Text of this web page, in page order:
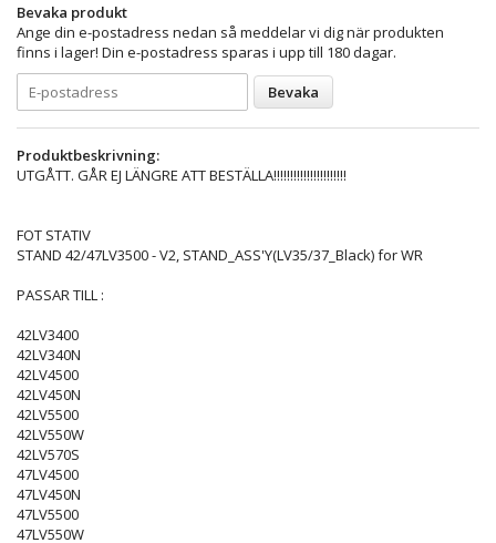
Bevaka produkt
Ange din e-postadress nedan så meddelar vi dig när produkten
finns i lager! Din e-postadress sparas i upp till 180 dagar.
Bevaka
Produktbeskrivning:
UTGÅTT. GÅR EJ LÄNGRE ATT BESTÄLLA!!!!!!!!!!!!!!!!!!!!!!
FOT STATIV
STAND 42/47LV3500 - V2, STAND_ASS'Y(LV35/37_Black) for WR
PASSAR TILL :
42LV3400
42LV340N
42LV4500
42LV450N
42LV5500
42LV550W
42LV570S
47LV4500
47LV450N
47LV5500
47LV550W